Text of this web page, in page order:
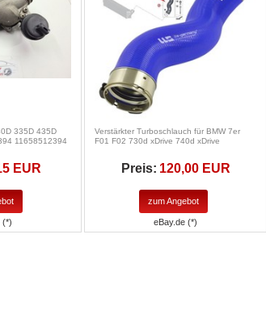
335D 435D
11658512394
EUR
(*)
Verstärkter Turboschlauch für BMW 7er
F01 F02 730d xDrive 740d xDrive
Preis: 120,00 EUR
zum Angebot
eBay.de (*)